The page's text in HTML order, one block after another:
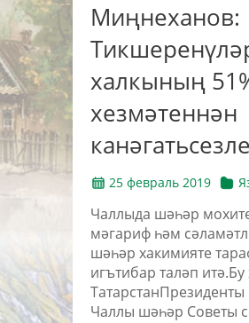
Миңнеханов:
халкының
хезмәтеннән
25 февраль 2019
Чаллыда шәһәр
мәгариф һәм
шәһәр хакимияте
игътибар таләп итә.Бу
Чаллы шәһәр Советы